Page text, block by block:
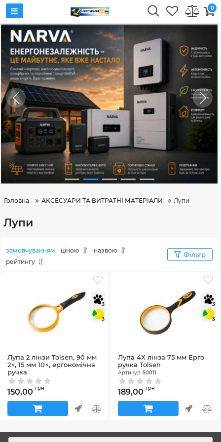
0
Головна АКСЕСУАРИ ТА ВИТРАТНІ МАТЕРІАЛИ Лупи
Лупи
замовчуванням ціною
назвою
рейтингу
Фільтр
3
3
Лупа 2 лінзи Tolsen, 90 мм
2×, 15 мм 10×, ергономічна
ручка
Артикул:50010
150,00 грн
3
3
Лупа 4Х лінза 75 мм Ерго
ручка Tolsen
Артикул: 50011
189,00 грн